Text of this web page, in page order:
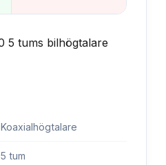
Koaxialhögtalare
5 tum